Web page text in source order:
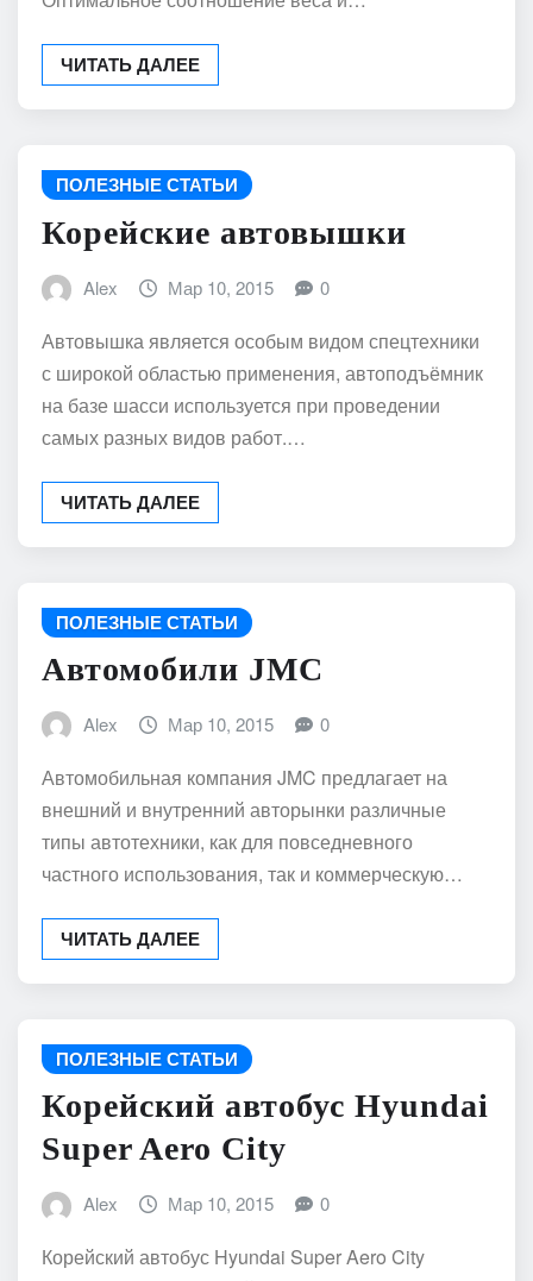
ЧИТАТЬ ДАЛЕЕ
ПОЛЕЗНЫЕ СТАТЬИ
Корейские автовышки
Alex Мар 10, 2015 0
Автовышка является особым видом спецтехники
с широкой областью применения, автоподъёмник
на базе шасси используется при проведении
самых разных видов работ.…
ЧИТАТЬ ДАЛЕЕ
ПОЛЕЗНЫЕ СТАТЬИ
Автомобили JMC
Alex Мар 10, 2015 0
Автомобильная компания JMC предлагает на
внешний и внутренний авторынки различные
типы автотехники, как для повседневного
частного использования, так и коммерческую…
ЧИТАТЬ ДАЛЕЕ
ПОЛЕЗНЫЕ СТАТЬИ
Корейский автобус Hyundai
Super Aero City
Alex Мар 10, 2015 0
Корейский автобус Hyundai Super Aero City